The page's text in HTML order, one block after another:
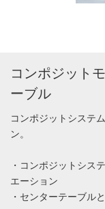
コンポジット
ーブル
コンポジットシステ
ン。
・コンポジットシス
エーション
・センターテーブル